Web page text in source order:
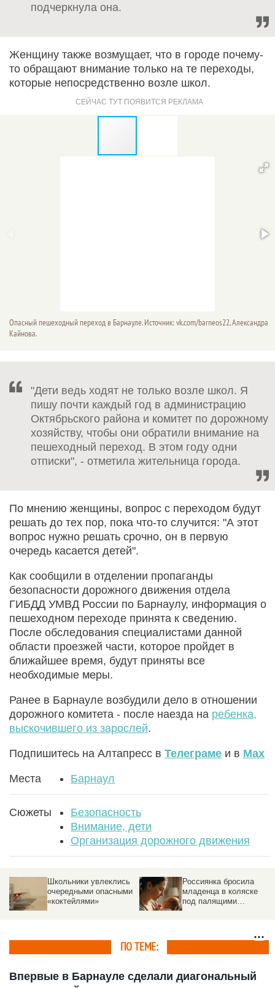
подчеркнула она.
Женщину также возмущает, что в городе почему-
то обращают внимание только на те переходы,
которые непосредственно возле школ.
Опасный пешеходный переход в Барнауле. Источник: vk.com/barneos22, Александра
Кайнова.
"Дети ведь ходят не только возле школ. Я
пишу почти каждый год в администрацию
Октябрьского района и комитет по дорожному
хозяйству, чтобы они обратили внимание на
пешеходный переход. В этом году одни
отписки", - отметила жительница города.
По мнению женщины, вопрос с переходом будут
решать до тех пор, пока что-то случится: "А этот
вопрос нужно решать срочно, он в первую
очередь касается детей".
Как сообщили в отделении пропаганды
безопасности дорожного движения отдела
ГИБДД УМВД России по Барнаулу, информация о
пешеходном переходе принята к сведению.
После обследования специалистами данной
области проезжей части, которое пройдет в
ближайшее время, будут приняты все
необходимые меры.
Ранее в Барнауле возбудили дело в отношении
дорожного комитета - после наезда на ребенка,
выскочившего из зарослей.
Подпишитесь на Алтапресс в Телеграме и в Max
Места Барнаул
Сюжеты
Безопасность
Внимание, дети
Организация дорожного движения
Россиянка бросила
младенца в коляске
под палящими
Создатели Лабубу
готовят новую игрушку,
которая может
ПО ТЕМЕ:
Впервые в Барнауле сделали диагональный